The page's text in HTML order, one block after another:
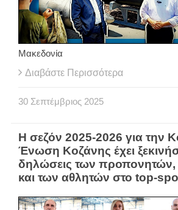
Μακεδονία
Διαβάστε Περισσότερα
30 Σεπτέμβριος 2025
Η σεζόν 2025-2026 για την
Ένωση Κοζάνης έχει
δηλώσεις των προπονητών,
και των αθλητών στο top-